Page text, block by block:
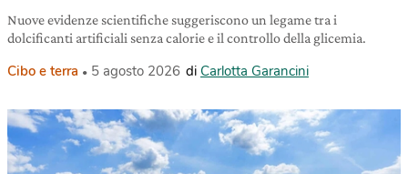
Nuove evidenze scientifiche suggeriscono un legame tra i
dolcificanti artificiali senza calorie e il controllo della glicemia.
Cibo e terra 5 agosto 2026 di Carlotta Garancini